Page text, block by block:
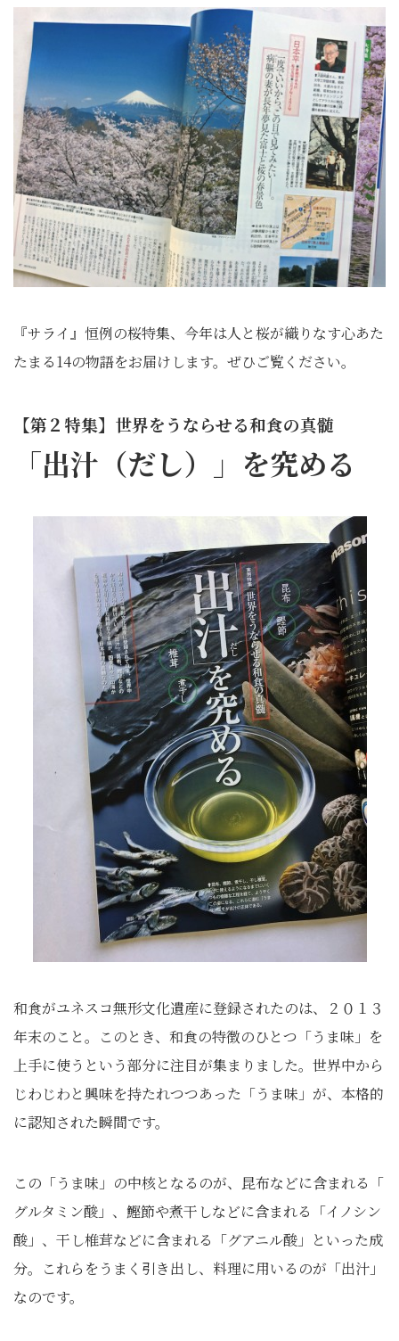
『サライ』恒例の桜特集、今年は人と桜が織りなす心あた
たまる14の物語をお届けします。ぜひご覧ください。
【第２特集】世界をうならせる和食の真髄
「出汁（だし）」を究める
和食がユネスコ無形文化遺産に登録されたのは、
２０１３
年末のこと。このとき、和食の特徴のひとつ「うま味」 を
上手に使うという部分に注目が集まりました。 世界中から
じわじわと興味を持たれつつあった「うま味」が、 本格的
に認知された瞬間です。
この「うま味」の中核となるのが、昆布などに含まれる「
グルタミン酸」、鰹節や煮干しなどに含まれる「イノシン
酸」、 干し椎茸などに含まれる「グアニル酸」といった成
分。
これらをうまく引き出し、料理に用いるのが「出汁」
なのです。